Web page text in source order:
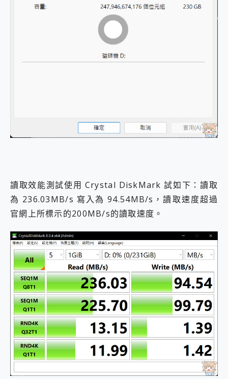
讀取效能測試使用 Crystal DiskMark 試如下：讀取
為 236.03MB/s 寫入為 94.54MB/s，讀取速度超過
官網上所標示的200MB/s的讀取速度。